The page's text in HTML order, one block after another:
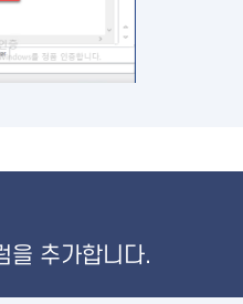
을 추가합니다.